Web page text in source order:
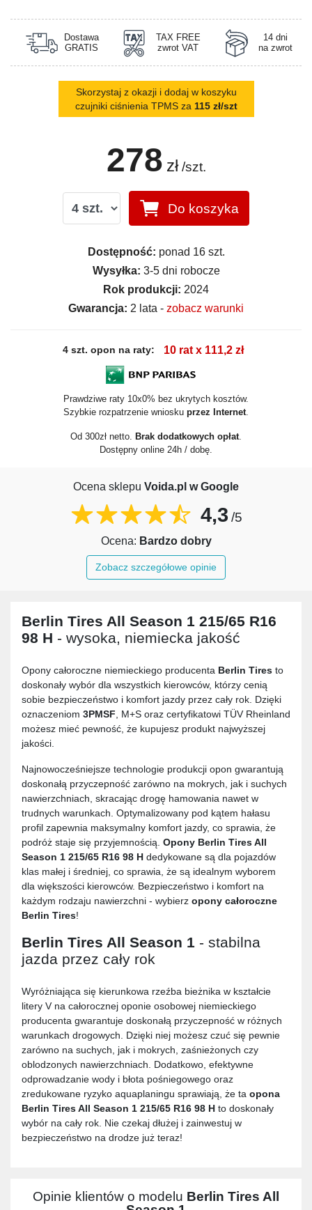
Dostawa
GRATIS
TAX FREE
zwrot VAT
14 dni
na zwrot
Skorzystaj z okazji i dodaj w koszyku
czujniki ciśnienia TPMS za 115 zł/szt
278 zł /szt.
Do koszyka
Dostępność: ponad 16 szt.
Wysyłka: 3-5 dni robocze
Rok produkcji: 2024
Gwarancja: 2 lata - zobacz warunki
4 szt. opon na raty: 10 rat x 111,2 zł
Prawdziwe raty 10x0% bez ukrytych kosztów.
Szybkie rozpatrzenie wniosku przez Internet.
Od 300zł netto. Brak dodatkowych opłat.
Dostępny online 24h / dobę.
Ocena sklepu Voida.pl w Google
4,3 /5
Ocena: Bardzo dobry
Zobacz szczegółowe opinie
Berlin Tires All Season 1 215/65 R16
98 H - wysoka, niemiecka jakość
Opony całoroczne niemieckiego producenta Berlin Tires to
doskonały wybór dla wszystkich kierowców, którzy cenią
sobie bezpieczeństwo i komfort jazdy przez cały rok. Dzięki
oznaczeniom 3PMSF , M+S oraz certyfikatowi TÜV Rheinland
możesz mieć pewność, że kupujesz produkt najwyższej
jakości.
Najnowocześniejsze technologie produkcji opon gwarantują
doskonałą przyczepność zarówno na mokrych, jak i suchych
nawierzchniach, skracając drogę hamowania nawet w
trudnych warunkach. Optymalizowany pod kątem hałasu
profil zapewnia maksymalny komfort jazdy, co sprawia, że
podróż staje się przyjemnością. Opony Berlin Tires All
Season 1 215/65 R16 98 H dedykowane są dla pojazdów
klas małej i średniej, co sprawia, że są idealnym wyborem
dla większości kierowców. Bezpieczeństwo i komfort na
każdym rodzaju nawierzchni - wybierz opony całoroczne
Berlin Tires!
Berlin Tires All Season 1 - stabilna
jazda przez cały rok
Wyróżniająca się kierunkowa rzeźba bieżnika w kształcie
litery V na całorocznej oponie osobowej niemieckiego
producenta gwarantuje doskonałą przyczepność w różnych
warunkach drogowych. Dzięki niej możesz czuć się pewnie
zarówno na suchych, jak i mokrych, zaśnieżonych czy
oblodzonych nawierzchniach. Dodatkowo, efektywne
odprowadzanie wody i błota pośniegowego oraz
zredukowane ryzyko aquaplaningu sprawiają, że ta opona
Berlin Tires All Season 1 215/65 R16 98 H to doskonały
wybór na cały rok. Nie czekaj dłużej i zainwestuj w
bezpieczeństwo na drodze już teraz!
Opinie klientów o modelu Berlin Tires All